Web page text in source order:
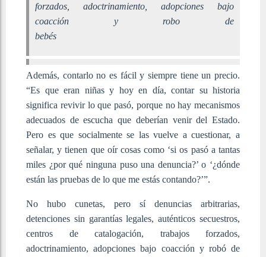
forzados, adoctrinamiento, adopciones bajo
coacción y robo de
Además, contarlo no es fácil y siempre tiene un precio.
“Es que eran niñas y hoy en día, contar su historia
significa revivir lo que pasó, porque no hay mecanismos
adecuados de escucha que deberían venir del Estado.
Pero es que socialmente se las vuelve a cuestionar, a
señalar, y tienen que oír cosas como ‘si os pasó a tantas
miles ¿por qué ninguna puso una denuncia?’ o ‘¿dónde
están las pruebas de lo que me estás contando?’”.
No hubo cunetas, pero sí denuncias arbitrarias,
detenciones sin garantías legales, auténticos secuestros,
centros de catalogación, trabajos forzados,
adoctrinamiento, adopciones bajo coacción y robó de